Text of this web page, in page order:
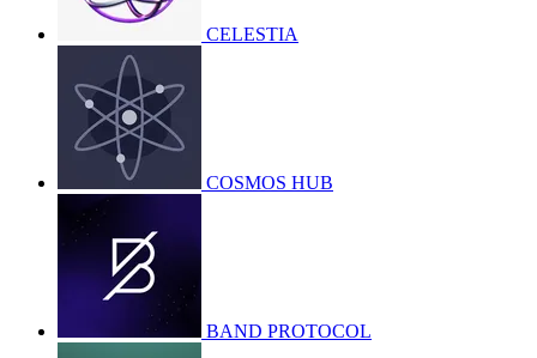
CELESTIA
COSMOS HUB
BAND PROTOCOL